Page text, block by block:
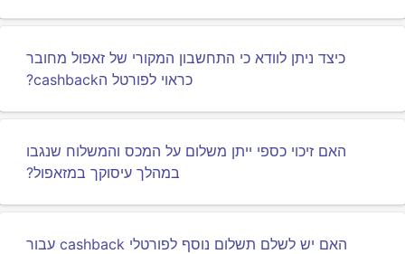
כיצד ניתן לוודא כי התחשבון המקורי של זאפול מחובר
כראוי לפורטל הcashback?
האם זיכוי כספי ייתן משלום על המכס והמשלוח שנגבו
במהלך עיסוקך במזאפול?
האם יש לשלם תשלום נוסף לפורטלי cashback עבור